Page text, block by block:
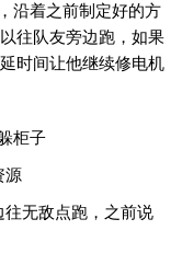
沿着之前制定好的方
往队友旁边跑，如果
时间让他继续修电机
柜子
源
无敌点跑，之前说